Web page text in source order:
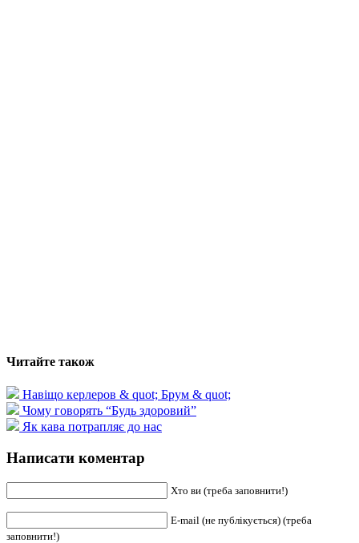
Читайте також
Навіщо керлеров & quot; Брум & quot;
Чому говорять “Будь здоровий”
Як кава потрапляє до нас
Написати коментар
Хто ви (треба заповнити!)
E-mail (не публікується) (треба
заповнити!)